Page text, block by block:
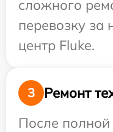
сложного
перевозку за
центр Fluke.
3
Ремонт
После